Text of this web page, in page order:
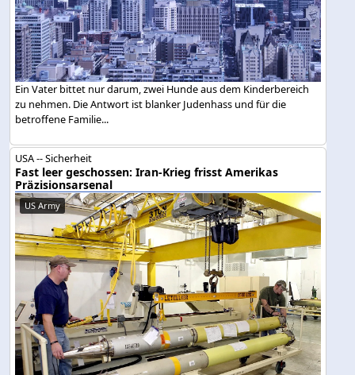
Ein Vater bittet nur darum, zwei Hunde aus dem Kinderbereich
zu nehmen. Die Antwort ist blanker Judenhass und für die
betroffene Familie...
USA -- Sicherheit
Fast leer geschossen: Iran-Krieg frisst Amerikas
Präzisionsarsenal
US Army